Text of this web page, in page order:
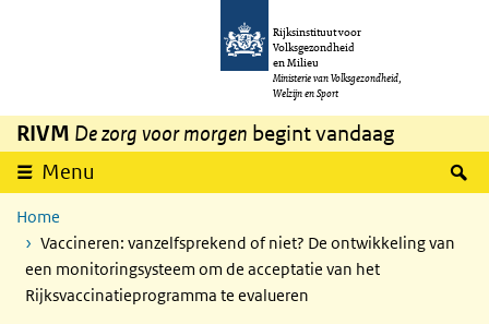
Overslaan en naar de inhoud gaan
Rijksinstituut voor
Volksgezondheid
en Milieu
Ministerie van Volksgezondheid,
Welzijn en Sport
RIVM De zorg voor morgen begint vandaag
Menu
Home
Vaccineren: vanzelfsprekend of niet? De ontwikkeling van
een monitoringsysteem om de acceptatie van het
Rijksvaccinatieprogramma te evalueren